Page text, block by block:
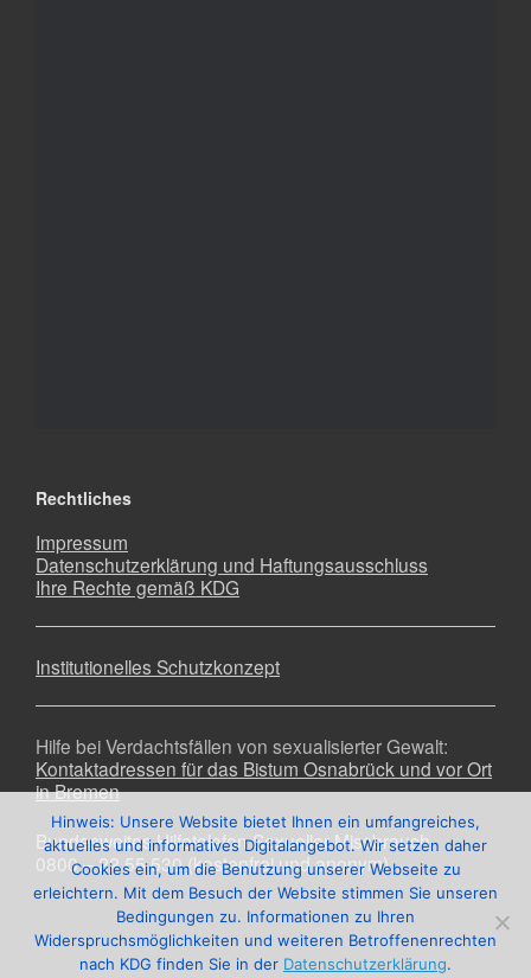
Rechtliches
Impressum
Datenschutzerklärung und Haftungsausschluss
Ihre Rechte gemäß KDG
Institutionelles Schutzkonzept
Hilfe bei Verdachtsfällen von sexualisierter Gewalt:
Kontaktadressen für das Bistum Osnabrück und vor Ort
in Bremen
Bundesweites Hilfetelefon Sexueller Missbrauch
0800 – 22 55 530 (kostenfrei und anonym)
Hinweis: Unsere Website bietet Ihnen ein umfangreiches,
aktuelles und informatives Digitalangebot. Wir setzen daher
Cookies ein, um die Benutzung unserer Webseite zu
erleichtern. Mit dem Besuch der Website stimmen Sie unseren
Bedingungen zu. Informationen zu Ihren
Widerspruchsmöglichkeiten und weiteren Betroffenenrechten
nach KDG finden Sie in der Datenschutzerklärung.